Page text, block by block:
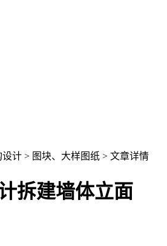
设计 > 图块、大样图纸 > 文章详情
拆建墙体立面